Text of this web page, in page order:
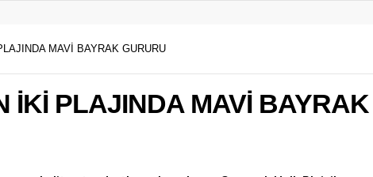
MAVİ BAYRAK GURURU
İKİ PLAJINDA MAVİ BAYRAK